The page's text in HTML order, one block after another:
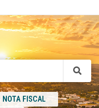
NOTA FISCAL